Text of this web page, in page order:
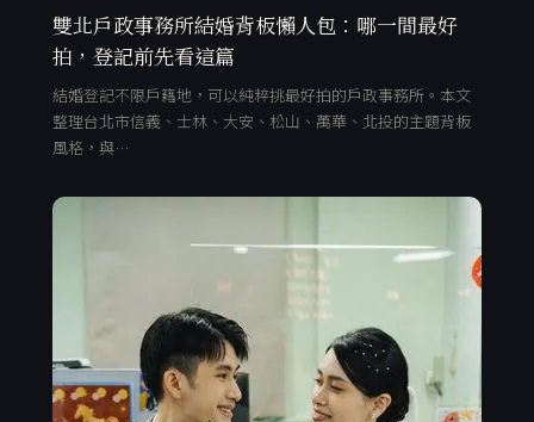
雙北戶政事務所結婚背板懶人包：哪一間最好
拍，登記前先看這篇
結婚登記不限戶籍地，可以純粹挑最好拍的戶政事務所。本文
整理台北市信義、士林、大安、松山、萬華、北投的主題背板
風格，與…